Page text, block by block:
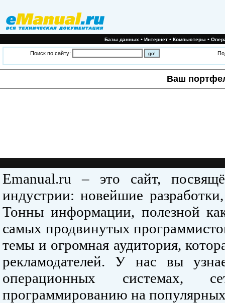
Базы данных•Интернет•Компьютеры•
Поиск по сайту:
Ваш
Emanual.ru – это сайт,
индустрии: новейшие
Тонны информации, полезной
самых продвинутых
темы и огромная аудитория,
рекламодателей. У нас вы
операционных системах,
программированию на